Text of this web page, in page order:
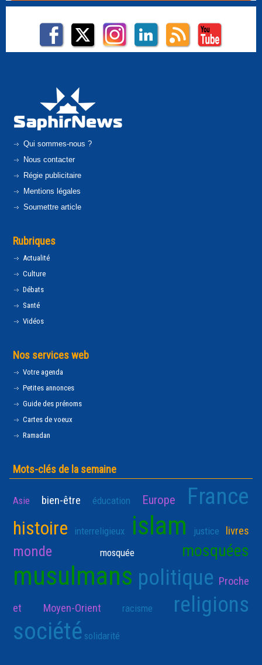
Qui sommes-nous ?
Nous contacter
Régie publicitaire
Mentions légales
Soumettre article
Rubriques
Actualité
Culture
Débats
Santé
Vidéos
Nos services web
Votre agenda
Petites annonces
Guide des prénoms
Cartes de voeux
Ramadan
Mots-clés de la semaine
Asie bien-être éducation Europe France
histoire interreligieux islam justice livres
monde mosquée mosquées
musulmans politique Proche
et Moyen-Orient racisme religions
société solidarité